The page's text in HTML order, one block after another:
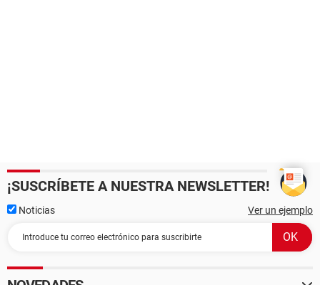
¡SUSCRÍBETE A NUESTRA NEWSLETTER!
Noticias Ver un ejemplo